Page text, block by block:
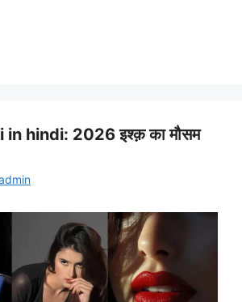
hindi: 2026 इश्क़ का मौसम